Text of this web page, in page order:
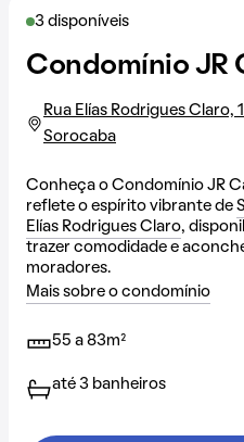
3 disponíveis
Condomínio JR
Rua Elías Rodrigues Claro,
Sorocaba
Conheça o Condomínio JR
reflete o espírito vibrante de
Elías Rodrigues Claro,
trazer comodidade e
moradores.
Mais sobre o condomínio
55 a 83m²
até 3 banheiros